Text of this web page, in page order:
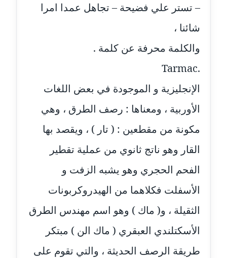
عاملة
عاملة
مدونة اشرف الكرم
عاملة
مدونة اشرف النجار
عاملة
مدونة السيده فوزي
مدونة آمال صالح
– تستر علي فضيحة – تجاهل عمدا امرا
شائنا ،
والكلمة محرفة عن كلمة .
.Tarmac
الإنجليزية و الموجودة في بعض اللغات
الأوربية ، ومعناها : رصف الطرق ، وهي
مكونة من مقطعين : ( تار ) ، ويقصد بها
القار وهو ناتج ثانوي من عملية تقطير
الفحم الحجري وهو يشبه الزفت و
الأسفلت فكلاهما من الهيدروكربونات
الثقيلة ، و( ماك ) وهو اسم مهندس الطرق
الأسكتلندي العبقري ( ماك الن ) مبتكر
طريقة الرصف الحديثة ، والتي تقوم على